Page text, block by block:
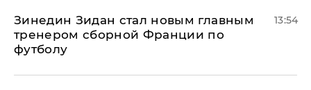
Зинедин Зидан стал новым главным
тренером сборной Франции по
футболу
13:54